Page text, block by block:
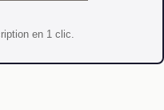
en 1 clic.